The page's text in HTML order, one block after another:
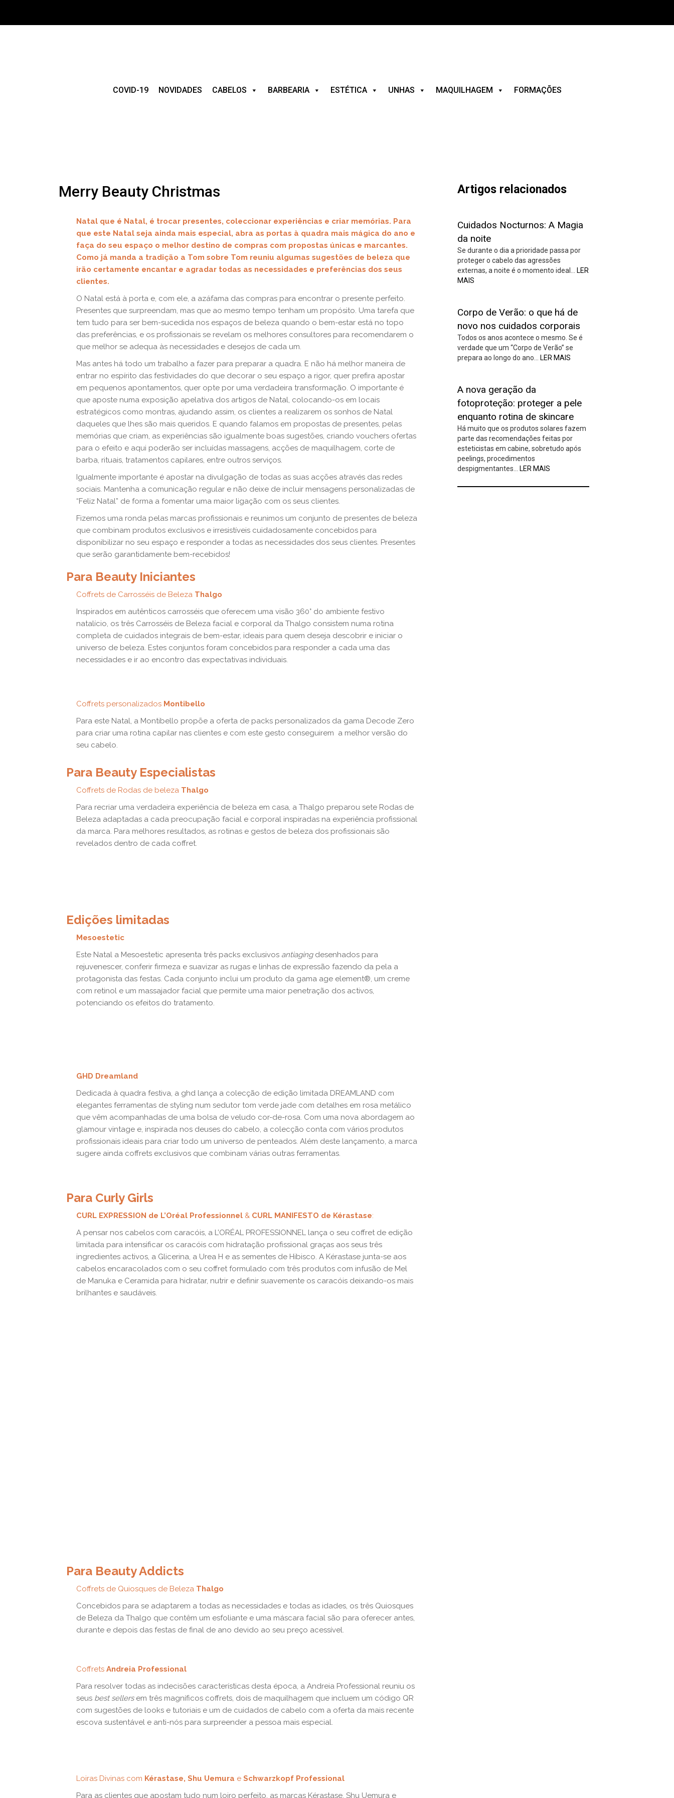
COVID-19 NOVIDADES CABELOS BARBEARIA ESTÉTICA UNHAS MAQUILHAGEM FORMAÇÕES
Merry Beauty Christmas
Natal que é Natal, é trocar presentes, coleccionar experiências e criar memórias. Para
que este Natal seja ainda mais especial, abra as portas à quadra mais mágica do ano e
faça do seu espaço o melhor destino de compras com propostas únicas e marcantes.
Como já manda a tradição a Tom sobre Tom reuniu algumas sugestões de beleza que
irão certamente encantar e agradar todas as necessidades e preferências dos seus
clientes.
O Natal está à porta e, com ele, a azáfama das compras para encontrar o presente perfeito.
Presentes que surpreendam, mas que ao mesmo tempo tenham um propósito. Uma tarefa que
tem tudo para ser bem-sucedida nos espaços de beleza quando o bem-estar está no topo
das preferências, e os profissionais se revelam os melhores consultores para recomendarem o
que melhor se adequa às necessidades e desejos de cada um.
Mas antes há todo um trabalho a fazer para preparar a quadra. E não há melhor maneira de
entrar no espírito das festividades do que decorar o seu espaço a rigor, quer prefira apostar
em pequenos apontamentos, quer opte por uma verdadeira transformação. O importante é
que aposte numa exposição apelativa dos artigos de Natal, colocando-os em locais
estratégicos como montras, ajudando assim, os clientes a realizarem os sonhos de Natal
daqueles que lhes são mais queridos. E quando falamos em propostas de presentes, pelas
memórias que criam, as experiências são igualmente boas sugestões, criando vouchers ofertas
para o efeito e aqui poderão ser incluídas massagens, acções de maquilhagem, corte de
barba, rituais, tratamentos capilares, entre outros serviços.
Igualmente importante é apostar na divulgação de todas as suas acções através das redes
sociais. Mantenha a comunicação regular e não deixe de incluir mensagens personalizadas de
“Feliz Natal” de forma a fomentar uma maior ligação com os seus clientes.
Fizemos uma ronda pelas marcas profissionais e reunimos um conjunto de presentes de beleza
que combinam produtos exclusivos e irresistíveis cuidadosamente concebidos para
disponibilizar no seu espaço e responder a todas as necessidades dos seus clientes. Presentes
que serão garantidamente bem-recebidos!
Para Beauty Iniciantes
Coffrets de Carrosséis de Beleza Thalgo
Inspirados em autênticos carrosséis que oferecem uma visão 360° do ambiente festivo
natalício, os três Carrosséis de Beleza facial e corporal da Thalgo consistem numa rotina
completa de cuidados integrais de bem-estar, ideais para quem deseja descobrir e iniciar o
universo de beleza. Estes conjuntos foram concebidos para responder a cada uma das
necessidades e ir ao encontro das expectativas individuais.
Coffrets personalizados Montibello
Para este Natal, a Montibello propõe a oferta de packs personalizados da gama Decode Zero
para criar uma rotina capilar nas clientes e com este gesto conseguirem a melhor versão do
seu cabelo.
Para Beauty Especialistas
Coffrets de Rodas de beleza Thalgo
Para recriar uma verdadeira experiência de beleza em casa, a Thalgo preparou sete Rodas de
Beleza adaptadas a cada preocupação facial e corporal inspiradas na experiência profissional
da marca. Para melhores resultados, as rotinas e gestos de beleza dos profissionais são
revelados dentro de cada coffret.
Edições limitadas
Mesoestetic
Este Natal a Mesoestetic apresenta três packs exclusivos antiagingdesenhados para
rejuvenescer, conferir firmeza e suavizar as rugas e linhas de expressão fazendo da pela a
protagonista das festas. Cada conjunto inclui um produto da gama age element®, um creme
com retinol e um massajador facial que permite uma maior penetração dos activos,
potenciando os efeitos do tratamento.
GHD Dreamland
Dedicada à quadra festiva, a ghd lança a colecção de edição limitada DREAMLAND com
elegantes ferramentas de styling num sedutor tom verde jade com detalhes em rosa metálico
que vêm acompanhadas de uma bolsa de veludo cor-de-rosa. Com uma nova abordagem ao
glamour vintage e, inspirada nos deuses do cabelo, a colecção conta com vários produtos
profissionais ideais para criar todo um universo de penteados. Além deste lançamento, a marca
sugere ainda coffrets exclusivos que combinam várias outras ferramentas.
Para Curly Girls
CURL EXPRESSION de L’Oréal Professionnel & CURL MANIFESTO de Kérastase:
A pensar nos cabelos com caracóis, a L’ORÉAL PROFESSIONNEL lança o seu coffret de edição
limitada para intensificar os caracóis com hidratação profissional graças aos seus três
ingredientes activos, a Glicerina, a Urea H e as sementes de Hibisco. A Kérastase junta-se aos
cabelos encaracolados com o seu coffret formulado com três produtos com infusão de Mel
de Manuka e Ceramida para hidratar, nutrir e definir suavemente os caracóis deixando-os mais
brilhantes e saudáveis.
Para Beauty Addicts
Coffrets de Quiosques de Beleza Thalgo
Concebidos para se adaptarem a todas as necessidades e todas as idades, os três Quiosques
de Beleza da Thalgo que contêm um esfoliante e uma máscara facial são para oferecer antes,
durante e depois das festas de final de ano devido ao seu preço acessível.
Coffrets Andreia Professional
Para resolver todas as indecisões características desta época, a Andreia Professional reuniu os
seus best sellersem três magníficos coffrets, dois de maquilhagem que incluem um código QR
com sugestões de looks e tutoriais e um de cuidados de cabelo com a oferta da mais recente
escova sustentável e anti-nós para surpreender a pessoa mais especial.
Loiras Divinas com Kérastase, Shu Uemura e Schwarzkopf Professional
Para as clientes que apostam tudo num loiro perfeito, as marcas Kérastase, Shu Uemura e
Artigos relacionados
Cuidados Nocturnos: A Magia
da noite
Se durante o dia a prioridade passa por
proteger o cabelo das agressões
externas, a noite é o momento ideal…
LER
MAIS
Corpo de Verão: o que há de
novo nos cuidados corporais
Todos os anos acontece o mesmo. Se é
verdade que um “Corpo de Verão” se
prepara ao longo do ano…
LER MAIS
A nova geração da
fotoproteção: proteger a pele
enquanto rotina de skincare
Há muito que os produtos solares fazem
parte das recomendações feitas por
esteticistas em cabine, sobretudo após
peelings, procedimentos
despigmentantes…
LER MAIS